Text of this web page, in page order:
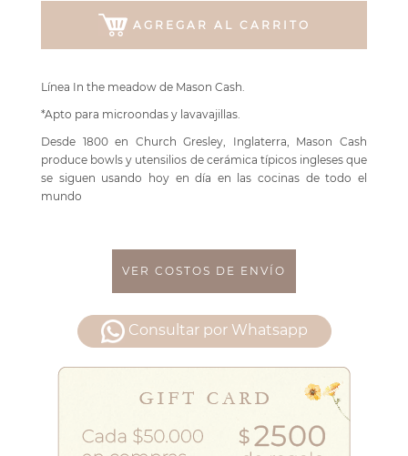
AGREGAR AL CARRITO
Línea In the meadow de Mason Cash.
*Apto para microondas y lavavajillas.
Desde 1800 en Church Gresley, Inglaterra, Mason Cash
produce bowls y utensilios de cerámica típicos ingleses que
se siguen usando hoy en día en las cocinas de todo el
mundo
VER COSTOS DE ENVÍO
Consultar por Whatsapp